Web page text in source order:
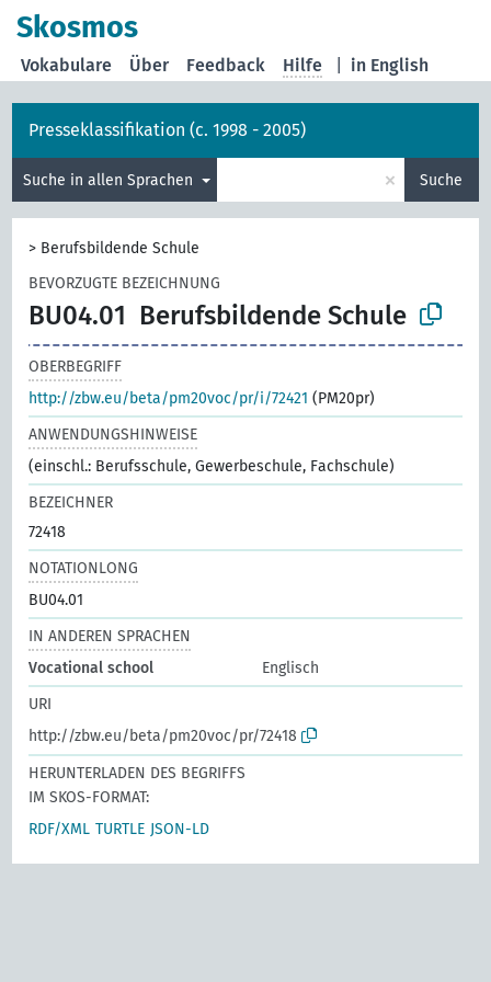
Skosmos
in English
Vokabulare Über Feedback Hilfe
Presseklassifikation (c. 1998 - 2005)
Suche in allen Sprachen × Suche
> Berufsbildende Schule
BEVORZUGTE BEZEICHNUNG
BU04.01 Berufsbildende Schule
OBERBEGRIFF
http://zbw.eu/beta/pm20voc/pr/i/72421 (PM20pr)
ANWENDUNGSHINWEISE
(einschl.: Berufsschule, Gewerbeschule, Fachschule)
BEZEICHNER
72418
NOTATIONLONG
BU04.01
IN ANDEREN SPRACHEN
Vocational school
Englisch
URI
http://zbw.eu/beta/pm20voc/pr/72418
HERUNTERLADEN DES BEGRIFFS
IM SKOS-FORMAT:
RDF/XML TURTLE JSON-LD